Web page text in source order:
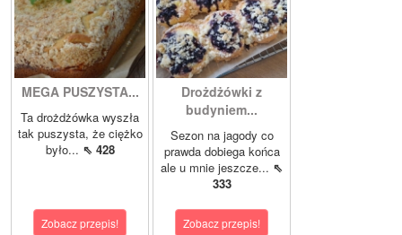
MEGA PUSZYSTA...
Ta drożdżówka wyszła
tak puszysta, że ciężko
było... ⇖ 428
Zobacz przepis!
Drożdżówki z
budyniem...
Sezon na jagody co
prawda dobiega końca
ale u mnie jeszcze... ⇖
333
Zobacz przepis!